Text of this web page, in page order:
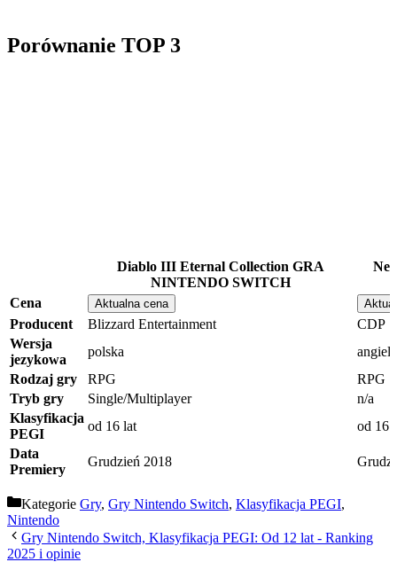
Porównanie TOP 3
Diablo III Eternal Collection GRA
NINTENDO SWITCH
Cena Aktualna cena
Producent Blizzard Entertainment
CDP
Wersja
jezykowa
polska
Rodzaj gry
RPG
RPG
Tryb gry
Single/Multiplayer
n/a
Klasyfikacja
PEGI
od 16 lat
od 16
Data
Premiery
Grudzień 2018
Kategorie Gry, Gry Nintendo Switch, Klasyfikacja PEGI,
Nintendo
Gry Nintendo Switch, Klasyfikacja PEGI: Od 12 lat - Ranking
2025 i opinie